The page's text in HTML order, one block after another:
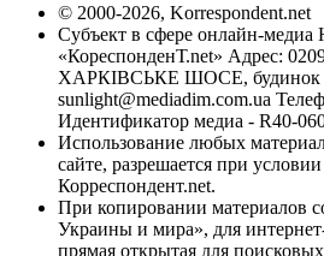
© 2000-2026, Korrespondent.net
Субъект в сфере онлайн-медиа
«КореспонденТ.net» Адрес:
ХАРКІВСЬКЕ ШОСЕ, будинок
sunlight@mediadim.com.ua
Идентификатор медиа - R40-
Использование любых
сайте, разрешается при
Корреспондент.net.
При копировании материалов
Украины и мира», для
прямая открытая для